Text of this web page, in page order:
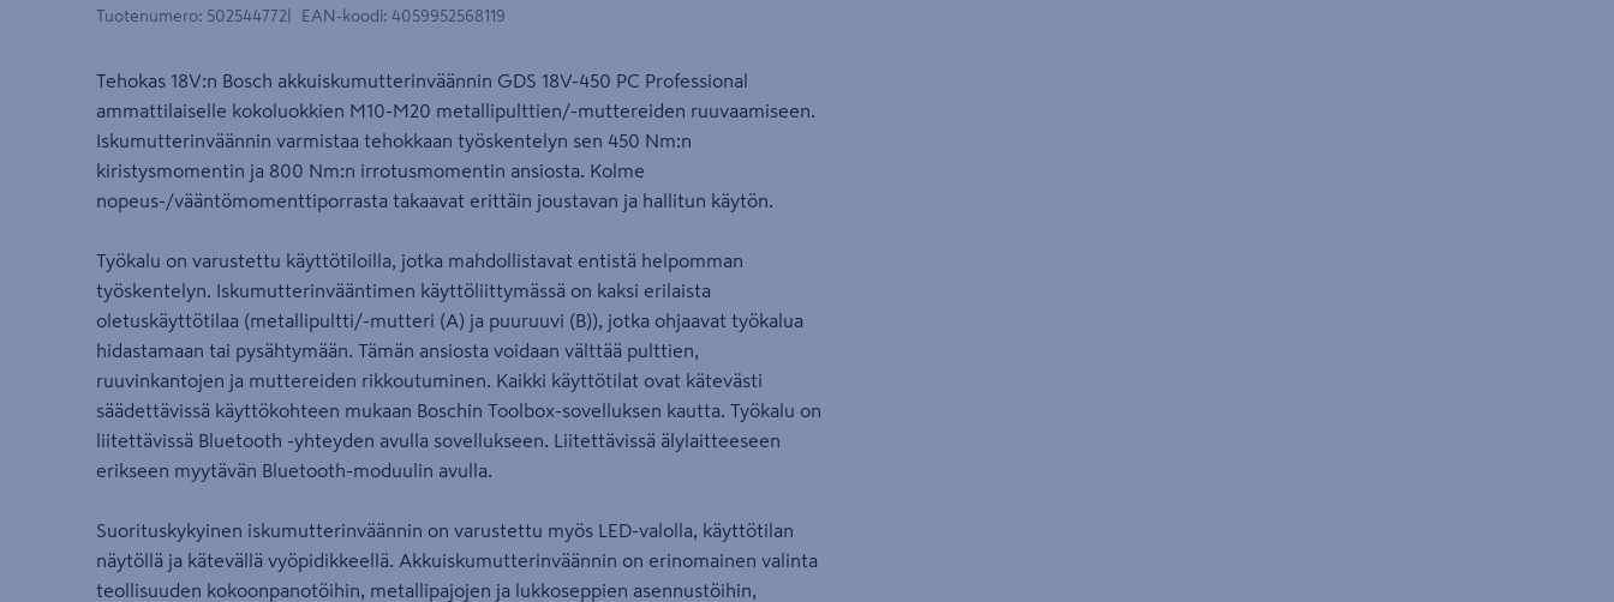
Tuotenumero: 502544772 EAN-koodi: 4059952568119
Tehokas 18V:n Bosch akkuiskumutterinväännin GDS 18V-450 PC Professional
ammattilaiselle kokoluokkien M10-M20 metallipulttien/-muttereiden ruuvaamiseen.
Iskumutterinväännin varmistaa tehokkaan työskentelyn sen 450 Nm:n
kiristysmomentin ja 800 Nm:n irrotusmomentin ansiosta. Kolme
nopeus-/vääntömomenttiporrasta takaavat erittäin joustavan ja hallitun käytön.
Työkalu on varustettu käyttötiloilla, jotka mahdollistavat entistä helpomman
työskentelyn. Iskumutterinvääntimen käyttöliittymässä on kaksi erilaista
oletuskäyttötilaa (metallipultti/-mutteri (A) ja puuruuvi (B)), jotka ohjaavat työkalua
hidastamaan tai pysähtymään. Tämän ansiosta voidaan välttää pulttien,
ruuvinkantojen ja muttereiden rikkoutuminen. Kaikki käyttötilat ovat kätevästi
säädettävissä käyttökohteen mukaan Boschin Toolbox-sovelluksen kautta. Työkalu on
liitettävissä Bluetooth -yhteyden avulla sovellukseen. Liitettävissä älylaitteeseen
erikseen myytävän Bluetooth-moduulin avulla.
Suorituskykyinen iskumutterinväännin on varustettu myös LED-valolla, käyttötilan
näytöllä ja kätevällä vyöpidikkeellä. Akkuiskumutterinväännin on erinomainen valinta
teollisuuden kokoonpanotöihin, metallipajojen ja lukkoseppien asennustöihin,